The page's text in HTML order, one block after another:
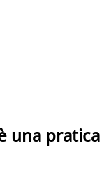
una pratica